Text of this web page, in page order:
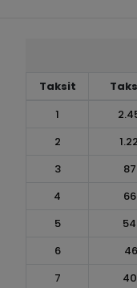
Taksit
1
2
3
4
5
6
7